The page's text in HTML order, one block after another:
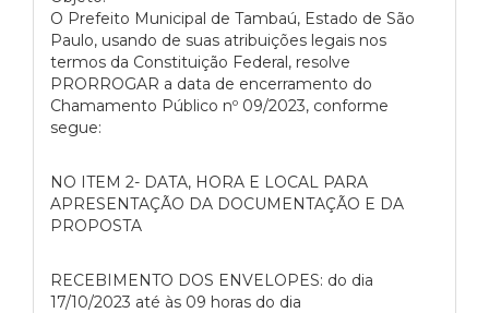
O Prefeito Municipal de Tambaú, Estado de São
Paulo, usando de suas atribuições legais nos
termos da Constituição Federal, resolve
PRORROGAR a data de encerramento do
Chamamento Público nº 09/2023, conforme
segue:
NO ITEM 2- DATA, HORA E LOCAL PARA
APRESENTAÇÃO DA DOCUMENTAÇÃO E DA
PROPOSTA
RECEBIMENTO DOS ENVELOPES: do dia
17/10/2023 até às 09 horas do dia